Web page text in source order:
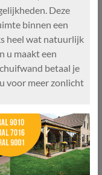
Deze
binnen een
heel wat natuurlijk
u maakt een
betaal je
voor meer zonlicht